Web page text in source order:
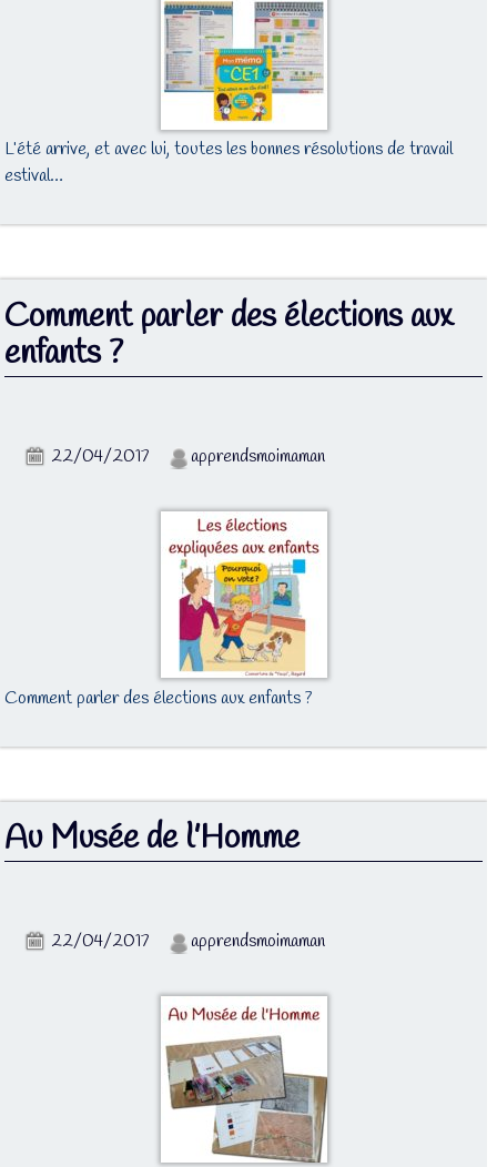
L’été arrive, et avec lui, toutes les bonnes résolutions de travail
estival…
Comment parler des élections aux
enfants ?
22/04/2017 apprendsmoimaman
Comment parler des élections aux enfants ?
Au Musée de l’Homme
22/04/2017 apprendsmoimaman